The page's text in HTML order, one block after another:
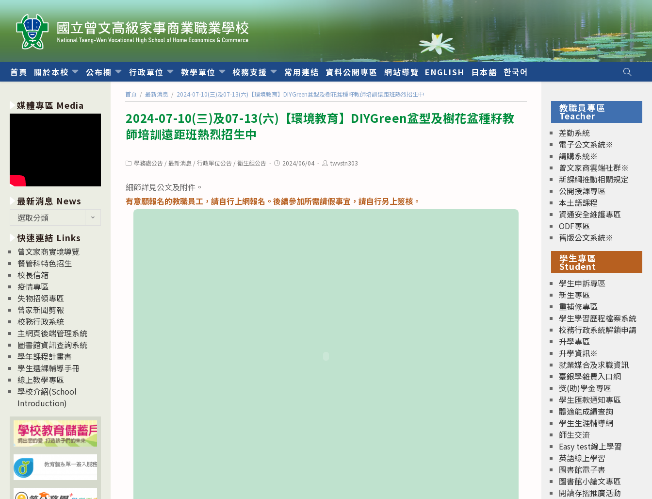
跳
轉
至
內
首頁 關於本校 公布欄 行政單位 教學單位 校務支援 常用連結 資料公開專區 網站導覽 ENGLISH 日本語 한국어
首頁 / 最新消息 / 2024-07-10(三)及07-13(六)【環境教育】DIYGreen盆型及樹花盆種籽教師培訓遠距班熱烈招生中
2024-07-10(三)及07-13(六)【環境教育】DIYGreen盆型及樹花盆種籽教
師培訓遠距班熱烈招生中
Post學務處公告 / 最新消息 / 行政單位公告 / 衛生組公告
Post2024/06/04
Posttwvstn303
細節詳見公文及附件。
有意願報名的教職員工，請自行上網報名。後續參加所需請假事宜，請自行另上簽核。
媒體專區 Media
最新消息 News
消
息
News
選取分類
快速連結 Links
曾文家商實境導覽
餐管科特色招生
校長信箱
疫情專區
失物招領專區
曾家新聞剪報
校務行政系統
主網頁後端管理系統
圖書館資訊查詢系統
學年課程計畫書
學生選課輔導手冊
線上教學專區
學校介紹(School
Introduction)
教職員專區
Teacher
差勤系統
電子公文系統※
請購系統※
曾文家商雲端社群※
新課綱推動相關規定
公開授課專區
本土語課程
資通安全維護專區
ODF專區
舊版公文系統※
學生專區
Student
學生申訴專區
新生專區
重補修專區
學生學習歷程檔案系統
校務行政系統解鎖申請
升學專區
升學資訊※
就業媒合及求職資訊
臺銀學雜費入口網
獎(助)學金專區
學生匯款通知專區
體適能成績查詢
學生生涯輔導網
師生交流
Easy test線上學習
英語線上學習
圖書館電子書
圖書館小論文專區
閱讀存摺推廣活動